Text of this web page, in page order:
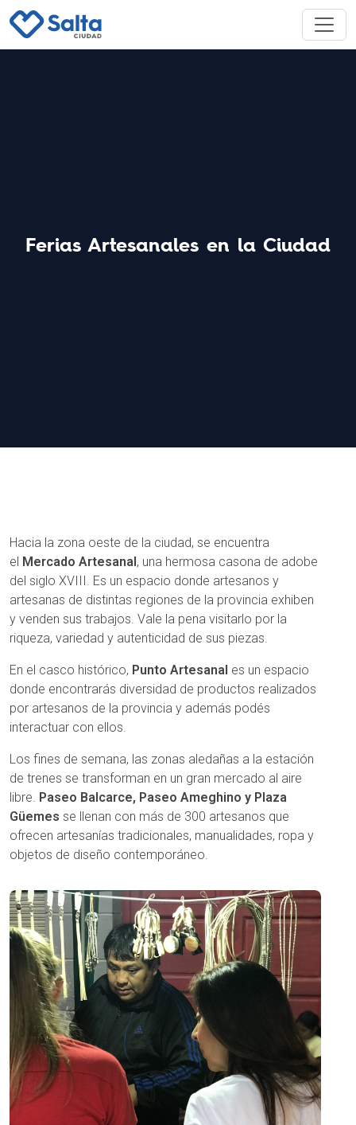
Ferias Artesanales en la Ciudad
Hacia la zona oeste de la ciudad, se encuentra
el Mercado Artesanal, una hermosa casona de adobe
del siglo XVIII. Es un espacio donde artesanos y
artesanas de distintas regiones de la provincia exhiben
y venden sus trabajos. Vale la pena visitarlo por la
riqueza, variedad y autenticidad de sus piezas.
En el casco histórico, Punto Artesanal es un espacio
donde encontrarás diversidad de productos realizados
por artesanos de la provincia y además podés
interactuar con ellos.
Los fines de semana, las zonas aledañas a la estación
de trenes se transforman en un gran mercado al aire
libre. Paseo Balcarce, Paseo Ameghino y Plaza
Güemes se llenan con más de 300 artesanos que
ofrecen artesanías tradicionales, manualidades, ropa y
objetos de diseño contemporáneo.